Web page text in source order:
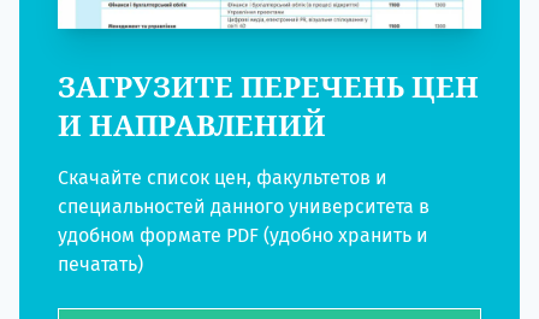
ЗАГРУЗИТЕ ПЕРЕЧЕНЬ ЦЕН
И НАПРАВЛЕНИЙ
Скачайте список цен, факультетов и
специальностей данного университета в
удобном формате PDF (удобно хранить и
печатать)